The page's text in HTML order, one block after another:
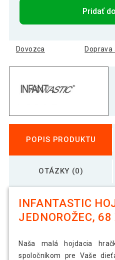
Pridať
Dovozca Doprava
POPIS PRODUKTU
OTÁZKY (0)
INFANTASTIC
JEDNOROŽEC,
Naša malá hojdacia
spoločníkom pre Vaše